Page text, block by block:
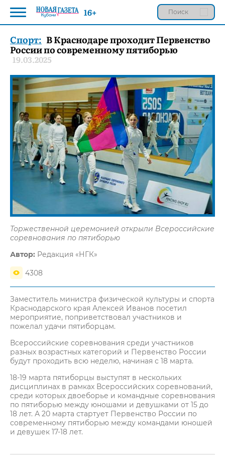
Спорт: В Краснодаре проходит Первенство
России по современному пятиборью
19.03.2025
Торжественной церемонией открыли Всероссийские
соревнования по пятиборью
Автор: Редакция «НГК»
4308
Заместитель министра физической культуры и спорта
Краснодарского края Алексей Иванов посетил
мероприятие, поприветствовал участников и
пожелал удачи пятиборцам.
Всероссийские соревнования среди участников
разных возрастных категорий и Первенство России
будут проходить всю неделю, начиная с 18 марта.
18-19 марта пятиборцы выступят в нескольких
дисциплинах в рамках Всероссийских соревнований,
среди которых двоеборье и командные соревнования
по пятиборью между юношами и девушками от 15 до
18 лет. А 20 марта стартует Первенство России по
современному пятиборью между командами юношей
и девушек 17-18 лет.
16+